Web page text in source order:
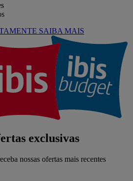
SAIBA MAIS
exclusivas
nossas ofertas mais recentes